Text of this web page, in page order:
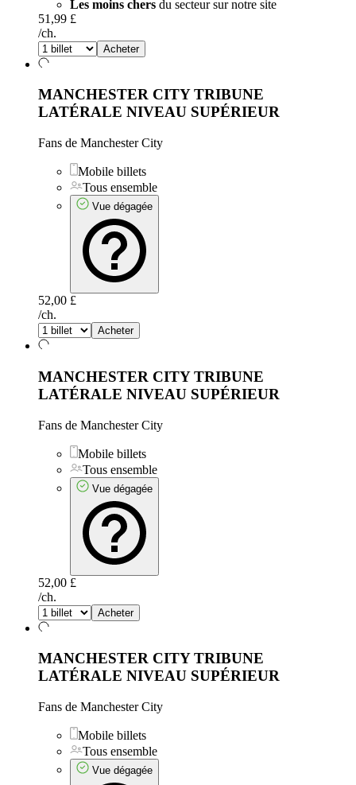
Les moins chers du secteur sur notre site
51,99 £
/ch.
Acheter
MANCHESTER CITY TRIBUNE
LATÉRALE NIVEAU SUPÉRIEUR
Fans de Manchester City
Mobile billets
Tous ensemble
Vue dégagée
52,00 £
/ch.
Acheter
MANCHESTER CITY TRIBUNE
LATÉRALE NIVEAU SUPÉRIEUR
Fans de Manchester City
Mobile billets
Tous ensemble
Vue dégagée
52,00 £
/ch.
Acheter
MANCHESTER CITY TRIBUNE
LATÉRALE NIVEAU SUPÉRIEUR
Fans de Manchester City
Mobile billets
Tous ensemble
Vue dégagée